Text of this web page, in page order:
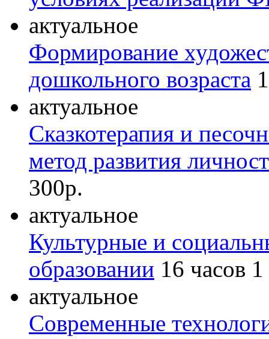
актуальное
Формирование
дошкольного возраста
актуальное
Сказкотерапия и
метод развития
300р.
актуальное
Культурные и
образовании 16 часов
актуальное
Современные